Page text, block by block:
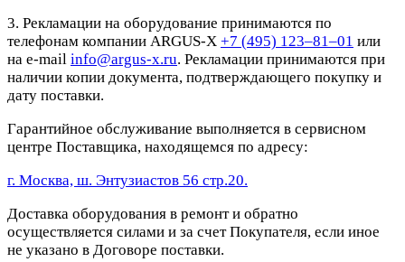
3. Рекламации на оборудование принимаются по
телефонам компании ARGUS-X +7 (495) 123–81–01 или
на e-mail info@argus-x.ru. Рекламации принимаются при
наличии копии документа, подтверждающего покупку и
дату поставки.
Гарантийное обслуживание выполняется в сервисном
центре Поставщика, находящемся по адресу:
г. Москва, ш. Энтузиастов 56 стр.20.
Доставка оборудования в ремонт и обратно
осуществляется силами и за счет Покупателя, если иное
не указано в Договоре поставки.